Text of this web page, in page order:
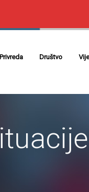
Privreda Društvo